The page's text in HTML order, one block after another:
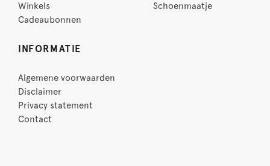
Winkels
Cadeaubonnen
Schoenmaatje
INFORMATIE
Algemene voorwaarden
Disclaimer
Privacy statement
Contact